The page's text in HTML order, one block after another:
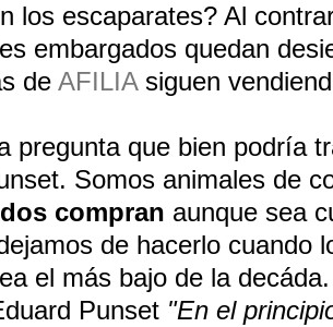
los escaparates? Al
embargados quedan
de AFILIA siguen
pregunta que bien podría
Somos animales de
compran aunque sea
de hacerlo cuando
el más bajo de la
Punset "En el